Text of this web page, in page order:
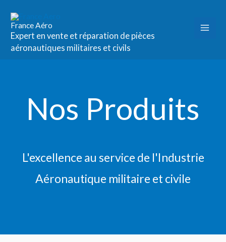
contenu
France Aéro
Expert en vente et réparation de pièces
aéronautiques militaires et civils
Nos Produits
L'excellence au service de l'Industrie
Aéronautique militaire et civile